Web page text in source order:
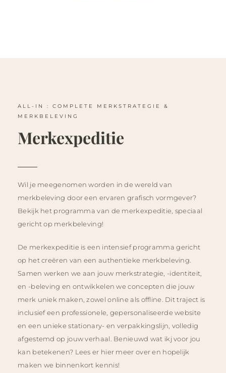
ALL-IN : COMPLETE MERKSTRATEGIE &
MERKBELEVING
Merkexpeditie
Wil je meegenomen worden in de wereld van
merkbeleving door een ervaren grafisch vormgever?
Bekijk het programma van de merkexpeditie, speciaal
gericht op merkbeleving!
De merkexpeditie is een intensief programma gericht
op het creëren van een authentieke merkbeleving.
Samen werken we aan jouw merkstrategie, -identiteit,
en -beleving en ontwikkelen we concepten die jouw
merk uniek maken, zowel online als offline. Dit traject is
inclusief een professionele, gepersonaliseerde website
en een unieke stationary- en verpakkingslijn, volledig
afgestemd op jouw verhaal. Benieuwd wat ikj voor jou
kan betekenen? Lees er hier meer over en hopelijk
maken we binnenkort kennis!